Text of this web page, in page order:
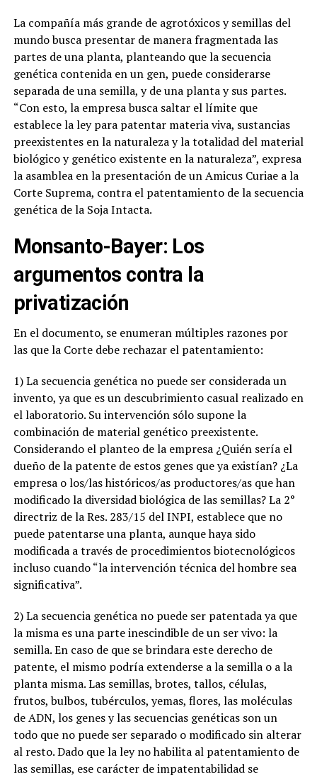
La compañía más grande de agrotóxicos y semillas del
mundo busca presentar de manera fragmentada las
partes de una planta, planteando que la secuencia
genética contenida en un gen, puede considerarse
separada de una semilla, y de una planta y sus partes.
“Con esto, la empresa busca saltar el límite que
establece la ley para patentar materia viva, sustancias
preexistentes en la naturaleza y la totalidad del material
biológico y genético existente en la naturaleza”, expresa
la asamblea en la presentación de un Amicus Curiae a la
Corte Suprema, contra el patentamiento de la secuencia
genética de la Soja Intacta.
Monsanto-Bayer: Los
argumentos contra la
privatización
En el documento, se enumeran múltiples razones por
las que la Corte debe rechazar el patentamiento:
1) La secuencia genética no puede ser considerada un
invento, ya que es un descubrimiento casual realizado en
el laboratorio. Su intervención sólo supone la
combinación de material genético preexistente.
Considerando el planteo de la empresa ¿Quién sería el
dueño de la patente de estos genes que ya existían? ¿La
empresa o los/las históricos/as productores/as que han
modificado la diversidad biológica de las semillas? La 2°
directriz de la Res. 283/15 del INPI, establece que no
puede patentarse una planta, aunque haya sido
modificada a través de procedimientos biotecnológicos
incluso cuando “la intervención técnica del hombre sea
significativa”.
2) La secuencia genética no puede ser patentada ya que
la misma es una parte inescindible de un ser vivo: la
semilla. En caso de que se brindara este derecho de
patente, el mismo podría extenderse a la semilla o a la
planta misma. Las semillas, brotes, tallos, células,
frutos, bulbos, tubérculos, yemas, flores, las moléculas
de ADN, los genes y las secuencias genéticas son un
todo que no puede ser separado o modificado sin alterar
al resto. Dado que la ley no habilita al patentamiento de
las semillas, ese carácter de impatentabilidad se